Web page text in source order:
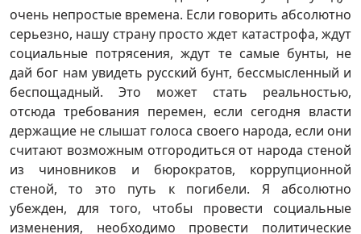
очень непростые времена. Если говорить абсолютно
серьезно, нашу страну просто ждет катастрофа, ждут
социальные потрясения, ждут те самые бунты, не
дай бог нам увидеть русский бунт, бессмысленный и
беспощадный. Это может стать реальностью,
отсюда требования перемен, если сегодня власти
держащие не слышат голоса своего народа, если они
считают возможным отгородиться от народа стеной
из чиновников и бюрократов, коррупционной
стеной, то это путь к погибели. Я абсолютно
убежден, для того, чтобы провести социальные
изменения, необходимо провести политические